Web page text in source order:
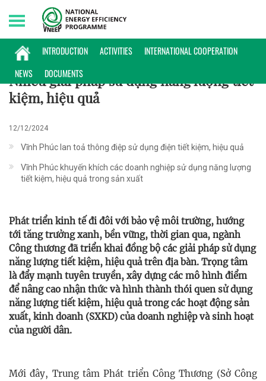
INTRODUCTION ACTIVITIES
INTERNATIONAL COOPERATION
NEWS
DOCUMENTS
Friday, 07/08/2026 | 16:42 GMT+7
ĐIỂN HÌNH
Nhiều giải pháp sử dụng năng lượng tiết
kiệm, hiệu quả
12/12/2024
Vĩnh Phúc lan toả thông điệp sử dụng điện tiết kiệm, hiệu quả
Vĩnh Phúc khuyến khích các doanh nghiệp sử dụng năng lượng
tiết kiệm, hiệu quả trong sản xuất
Phát triển kinh tế đi đôi với bảo vệ môi trường, hướng
tới tăng trưởng xanh, bền vững, thời gian qua, ngành
Công thương đã triển khai đồng bộ các giải pháp sử dụng
năng lượng tiết kiệm, hiệu quả trên địa bàn. Trọng tâm
là đẩy mạnh tuyên truyền, xây dựng các mô hình điểm
để nâng cao nhận thức và hình thành thói quen sử dụng
năng lượng tiết kiệm, hiệu quả trong các hoạt động sản
xuất, kinh doanh (SXKD) của doanh nghiệp và sinh hoạt
của người dân.
Mới đây, Trung tâm Phát triển Công Thương (Sở Công